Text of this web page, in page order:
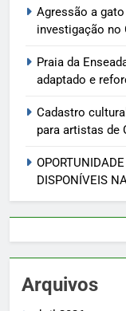
Agressão a
investigação no
Praia da
adaptado e
Cadastro
para artistas de
DISPONÍVEIS
Arquivos